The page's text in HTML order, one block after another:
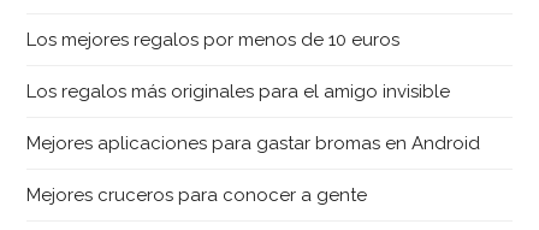
Los mejores regalos por menos de 10 euros
Los regalos más originales para el amigo invisible
Mejores aplicaciones para gastar bromas en Android
Mejores cruceros para conocer a gente